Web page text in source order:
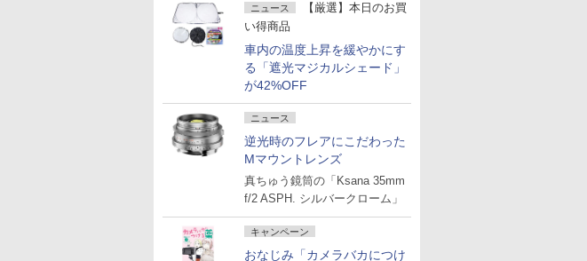
ニュース
【厳選】本日のお買
い得商品
車内の温度上昇を緩やかにす
る「遮光マジカルシェード」
が42%OFF
ニュース
逆光時のフレアにこだわった
Mマウントレンズ
真ちゅう鏡筒の「Ksana 35mm
f/2 ASPH. シルバークローム」
キャンペーン
おなじみ「カメラバカにつけ